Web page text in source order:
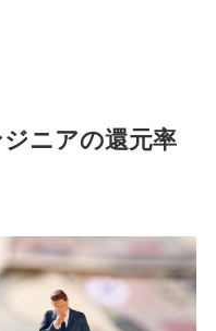
ニアの還元率